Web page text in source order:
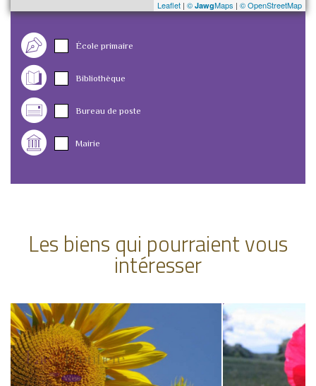
Leaflet | © JawgMaps | © OpenStreetMap
École primaire
Bibliothèque
Bureau de poste
Mairie
Les biens qui pourraient vous
intéresser